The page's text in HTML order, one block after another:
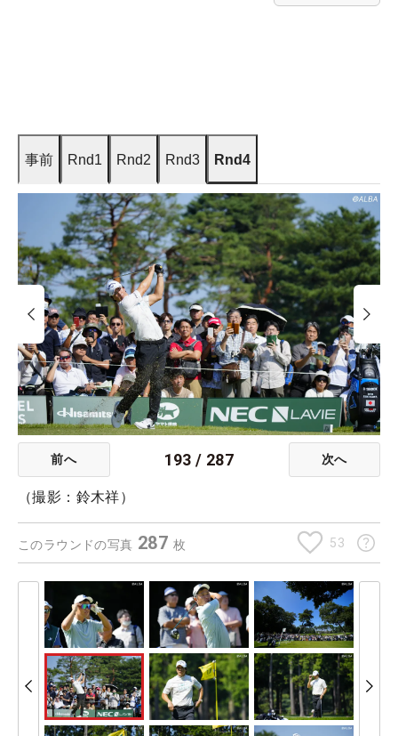
事前 Rnd1 Rnd2 Rnd3 Rnd4
前へ 193 / 287 次へ
（撮影：鈴木祥）
このラウンドの写真 287 枚 53